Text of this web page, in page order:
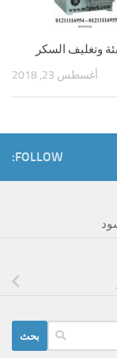
وتغليف السكر
أغسطس 23, 2018
FOLLOW: